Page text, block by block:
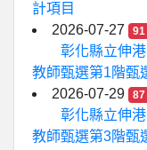
計項目
2026-07-27
91
彰化縣立伸
教師甄選第1階甄
2026-07-29
87
彰化縣立伸
教師甄選第3階甄